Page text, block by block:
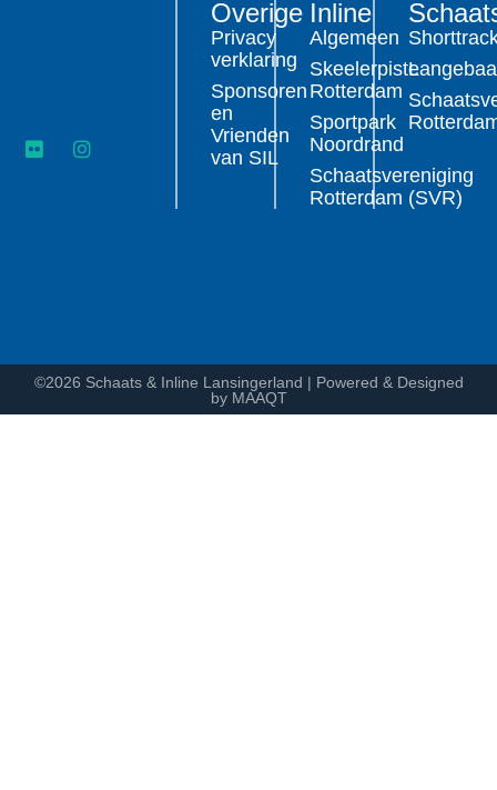
Inline
Algemeen
Skeelerpiste
Rotterdam
Sportpark
Noordrand
Schaatsvereniging
Rotterdam (SVR)
Overige
Privacy
verklaring
Sponsoren
en
Vrienden
van SIL
©2026 Schaats & Inline Lansingerland | Powered & Designed
by MAAQT